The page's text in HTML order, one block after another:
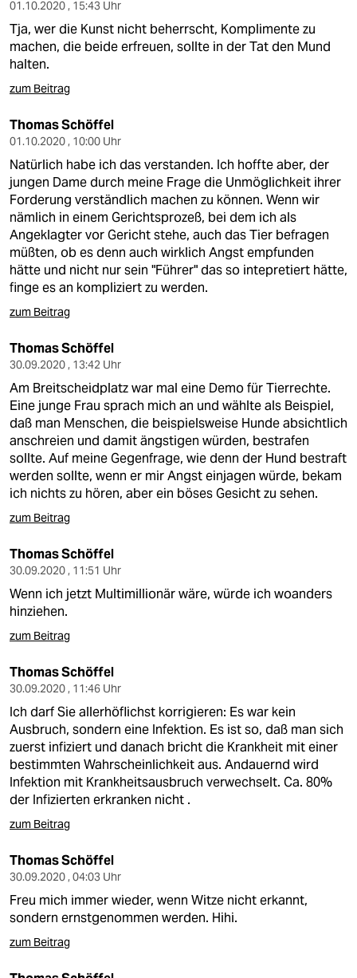
01.10.2020 , 15:43 Uhr
Tja, wer die Kunst nicht beherrscht, Komplimente zu
machen, die beide erfreuen, sollte in der Tat den Mund
halten.
zum Beitrag
Thomas Schöffel
01.10.2020 , 10:00 Uhr
Natürlich habe ich das verstanden. Ich hoffte aber, der
jungen Dame durch meine Frage die Unmöglichkeit ihrer
Forderung verständlich machen zu können. Wenn wir
nämlich in einem Gerichtsprozeß, bei dem ich als
Angeklagter vor Gericht stehe, auch das Tier befragen
müßten, ob es denn auch wirklich Angst empfunden
hätte und nicht nur sein "Führer" das so intepretiert hätte,
finge es an kompliziert zu werden.
zum Beitrag
Thomas Schöffel
30.09.2020 , 13:42 Uhr
Am Breitscheidplatz war mal eine Demo für Tierrechte.
Eine junge Frau sprach mich an und wählte als Beispiel,
daß man Menschen, die beispielsweise Hunde absichtlich
anschreien und damit ängstigen würden, bestrafen
sollte. Auf meine Gegenfrage, wie denn der Hund bestraft
werden sollte, wenn er mir Angst einjagen würde, bekam
ich nichts zu hören, aber ein böses Gesicht zu sehen.
zum Beitrag
Thomas Schöffel
30.09.2020 , 11:51 Uhr
Wenn ich jetzt Multimillionär wäre, würde ich woanders
hinziehen.
zum Beitrag
Thomas Schöffel
30.09.2020 , 11:46 Uhr
Ich darf Sie allerhöflichst korrigieren: Es war kein
Ausbruch, sondern eine Infektion. Es ist so, daß man sich
zuerst infiziert und danach bricht die Krankheit mit einer
bestimmten Wahrscheinlichkeit aus. Andauernd wird
Infektion mit Krankheitsausbruch verwechselt. Ca. 80%
der Infizierten erkranken nicht .
zum Beitrag
Thomas Schöffel
30.09.2020 , 04:03 Uhr
Freu mich immer wieder, wenn Witze nicht erkannt,
sondern ernstgenommen werden. Hihi.
zum Beitrag